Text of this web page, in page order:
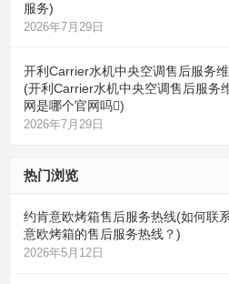
服务)
2026年7月29日
开利Carrier水机中央空调售后服务
(开利Carrier水机中央空调售后服务
网是哪个官网吗)
2026年7月29日
热门浏览
约肯意欧烤箱售后服务热线(如何联
意欧烤箱的售后服务热线？)
2026年5月12日